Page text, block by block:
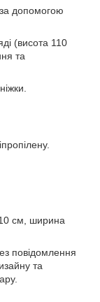
допомогою
(висота 110
та
см, ширина
повідомлення
та